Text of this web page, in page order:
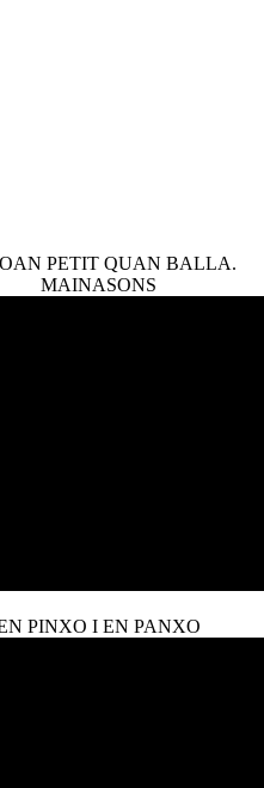
PETIT QUAN BALLA.
MAINASONS
PINXO I EN PANXO